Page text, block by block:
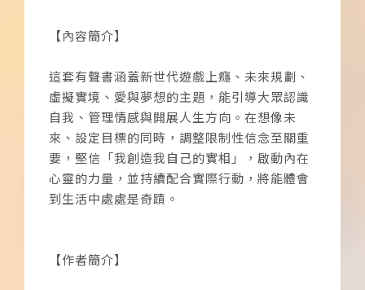
【內容簡介】
這套有聲書涵蓋新世代遊戲上癮、未來規劃、
虛擬實境、愛與夢想的主題，能引導大眾認識
自我、管理情感與開展人生方向。在想像未
來、設定目標的同時，調整限制性信念至關重
要，堅信「我創造我自己的實相」，啟動內在
心靈的力量，並持續配合實際行動，將能體會
到生活中處處是奇蹟。
【作者簡介】